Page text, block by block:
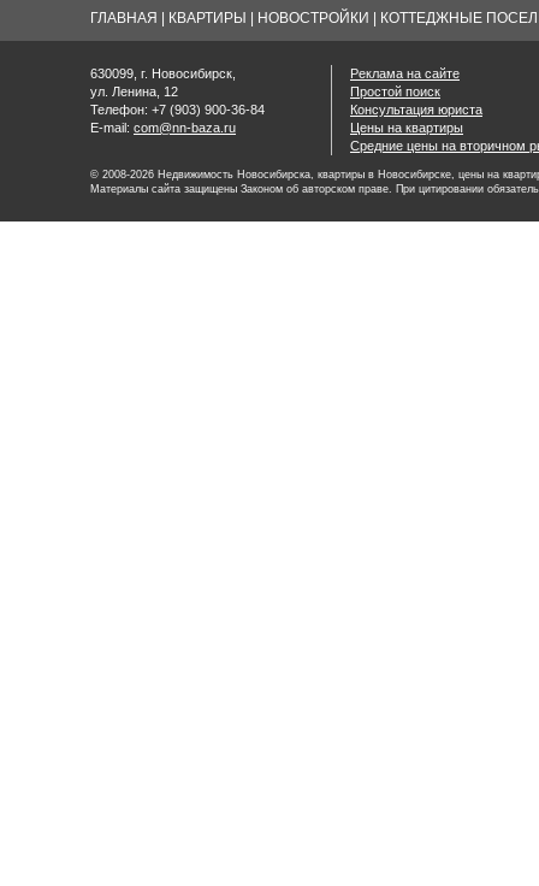
ГЛАВНАЯ КВАРТИРЫ НОВОСТРОЙКИ КОТТЕДЖНЫЕ
630099, г. Новосибирск,
ул. Ленина, 12
Телефон: +7 (903) 900-36-84
E-mail: com@nn-baza.ru
Реклама на сайте
Простой поиск
Консультация юриста
Цены на квартиры
Средние цены на вторичном
© 2008-2026 Недвижимость Новосибирска, квартиры в Новосибирске, цены на
Материалы сайта защищены Законом об авторском праве. При цитировании